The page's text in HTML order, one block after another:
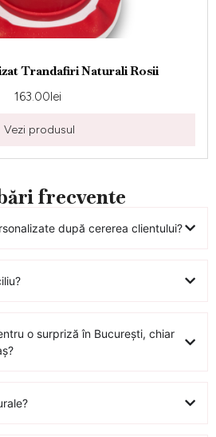
Trandafiri Naturali Rosii
163.00 lei
Vezi produsul
frecvente
după cererea clientului?
o surpriză în București, chiar